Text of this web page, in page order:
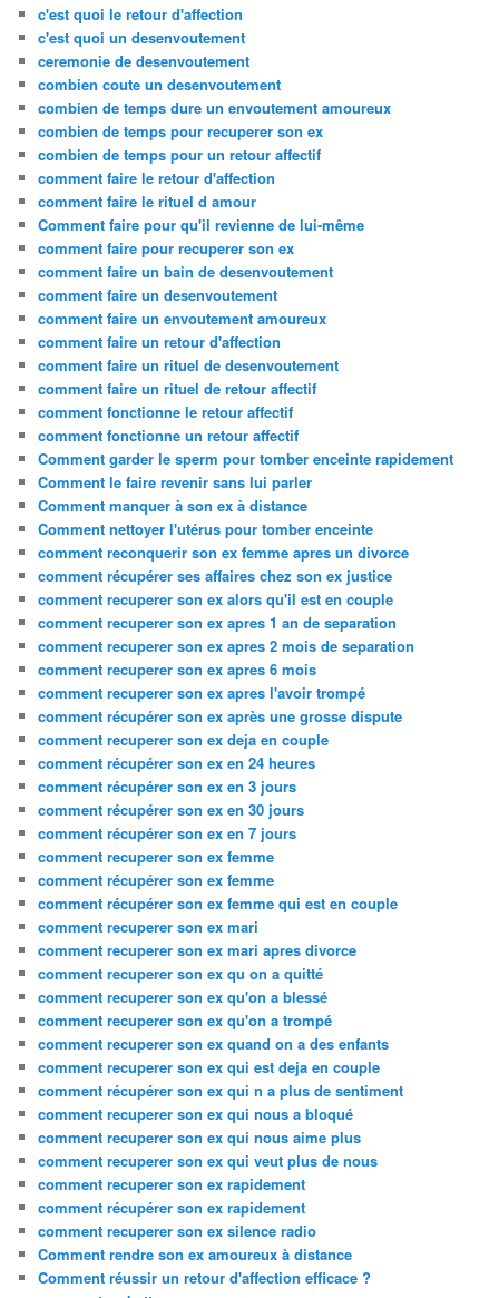
c'est quoi le retour d'affection
c'est quoi un desenvoutement
ceremonie de desenvoutement
combien coute un desenvoutement
combien de temps dure un envoutement amoureux
combien de temps pour recuperer son ex
combien de temps pour un retour affectif
comment faire le retour d'affection
comment faire le rituel d amour
Comment faire pour qu'il revienne de lui-même
comment faire pour recuperer son ex
comment faire un bain de desenvoutement
comment faire un desenvoutement
comment faire un envoutement amoureux
comment faire un retour d'affection
comment faire un rituel de desenvoutement
comment faire un rituel de retour affectif
comment fonctionne le retour affectif
comment fonctionne un retour affectif
Comment garder le sperm pour tomber enceinte rapidement
Comment le faire revenir sans lui parler
Comment manquer à son ex à distance
Comment nettoyer l'utérus pour tomber enceinte
comment reconquerir son ex femme apres un divorce
comment récupérer ses affaires chez son ex justice
comment recuperer son ex alors qu'il est en couple
comment recuperer son ex apres 1 an de separation
comment recuperer son ex apres 2 mois de separation
comment recuperer son ex apres 6 mois
comment recuperer son ex apres l'avoir trompé
comment récupérer son ex après une grosse dispute
comment recuperer son ex deja en couple
comment récupérer son ex en 24 heures
comment récupérer son ex en 3 jours
comment récupérer son ex en 30 jours
comment récupérer son ex en 7 jours
comment recuperer son ex femme
comment récupérer son ex femme
comment récupérer son ex femme qui est en couple
comment recuperer son ex mari
comment recuperer son ex mari apres divorce
comment recuperer son ex qu on a quitté
comment recuperer son ex qu'on a blessé
comment recuperer son ex qu'on a trompé
comment recuperer son ex quand on a des enfants
comment recuperer son ex qui est deja en couple
comment récupérer son ex qui n a plus de sentiment
comment recuperer son ex qui nous a bloqué
comment recuperer son ex qui nous aime plus
comment recuperer son ex qui veut plus de nous
comment recuperer son ex rapidement
comment récupérer son ex rapidement
comment recuperer son ex silence radio
Comment rendre son ex amoureux à distance
Comment réussir un retour d'affection efficace ?